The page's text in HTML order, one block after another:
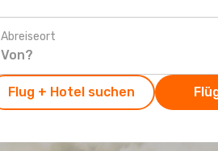
Abreiseort
Flug + Hotel suchen